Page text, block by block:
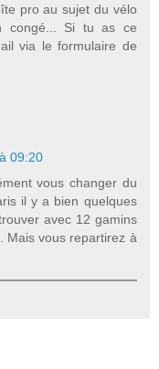
pro au sujet du vélo
congé... Si tu as ce
via le formulaire de
09:20
vous changer du
il y a bien quelques
avec 12 gamins
Mais vous repartirez à